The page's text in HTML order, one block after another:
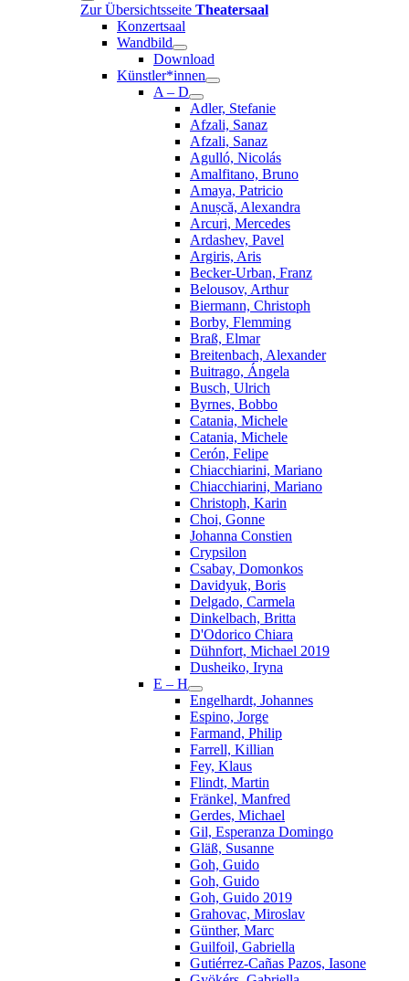
Zur Übersichtsseite Theatersaal
Konzertsaal
Wandbild
Download
Künstler*innen
A – D
Adler, Stefanie
Afzali, Sanaz
Afzali, Sanaz
Agulló, Nicolás
Amalfitano, Bruno
Amaya, Patricio
Anușcă, Alexandra
Arcuri, Mercedes
Ardashev, Pavel
Argiris, Aris
Becker-Urban, Franz
Belousov, Arthur
Biermann, Christoph
Borby, Flemming
Braß, Elmar
Breitenbach, Alexander
Buitrago, Ángela
Busch, Ulrich
Byrnes, Bobbo
Catania, Michele
Catania, Michele
Cerón, Felipe
Chiacchiarini, Mariano
Chiacchiarini, Mariano
Christoph, Karin
Choi, Gonne
Johanna Constien
Crypsilon
Csabay, Domonkos
Davidyuk, Boris
Delgado, Carmela
Dinkelbach, Britta
D'Odorico Chiara
Dühnfort, Michael 2019
Dusheiko, Iryna
E – H
Engelhardt, Johannes
Espino, Jorge
Farmand, Philip
Farrell, Killian
Fey, Klaus
Flindt, Martin
Fränkel, Manfred
Gerdes, Michael
Gil, Esperanza Domingo
Gläß, Susanne
Goh, Guido
Goh, Guido
Goh, Guido 2019
Grahovac, Miroslav
Günther, Marc
Guilfoil, Gabriella
Gutiérrez-Cañas Pazos, Iasone